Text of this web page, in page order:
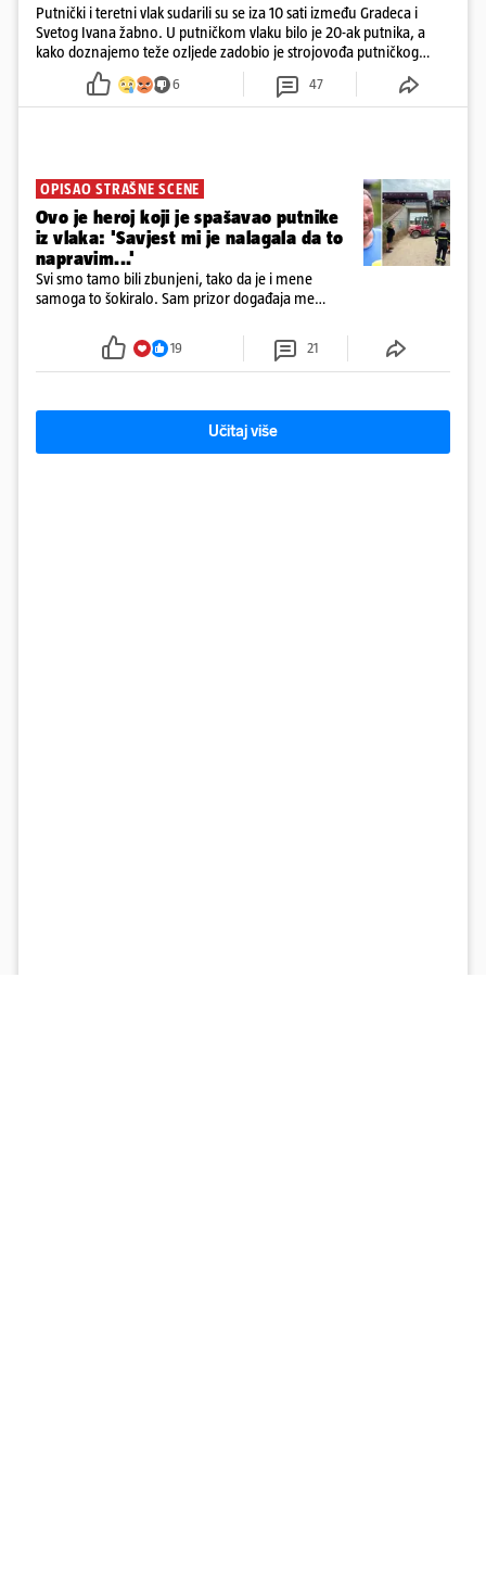
Putnički i teretni vlak sudarili su se iza 10 sati između Gradeca i
Svetog Ivana žabno. U putničkom vlaku bilo je 20-ak putnika, a
kako doznajemo teže ozljede zadobio je strojovođa putničkog
vlaka. Zatvoren je promet, a fotoreporteri Prigorskog objavili su
prve snimke s mjesta sudara
6 47
OPISAO STRAŠNE SCENE
Ovo je heroj koji je spašavao putnike
iz vlaka: 'Savjest mi je nalagala da to
napravim...'
Svi smo tamo bili zbunjeni, tako da je i mene
samoga to šokiralo. Sam prizor događaja me
19 21
Učitaj više